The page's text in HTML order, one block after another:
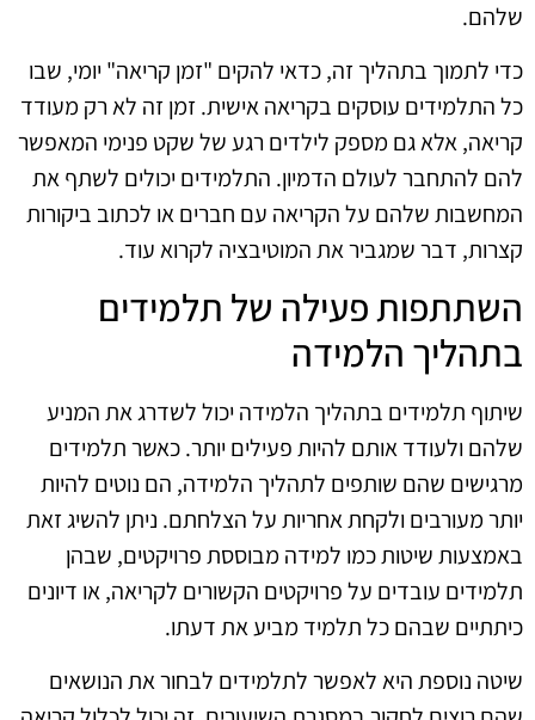
שלהם.
כדי לתמוך בתהליך זה, כדאי להקים "זמן קריאה" יומי, שבו
כל התלמידים עוסקים בקריאה אישית. זמן זה לא רק מעודד
קריאה, אלא גם מספק לילדים רגע של שקט פנימי המאפשר
להם להתחבר לעולם הדמיון. התלמידים יכולים לשתף את
המחשבות שלהם על הקריאה עם חברים או לכתוב ביקורות
קצרות, דבר שמגביר את המוטיבציה לקרוא עוד.
השתתפות פעילה של תלמידים
בתהליך הלמידה
שיתוף תלמידים בתהליך הלמידה יכול לשדרג את המניע
שלהם ולעודד אותם להיות פעילים יותר. כאשר תלמידים
מרגישים שהם שותפים לתהליך הלמידה, הם נוטים להיות
יותר מעורבים ולקחת אחריות על הצלחתם. ניתן להשיג זאת
באמצעות שיטות כמו למידה מבוססת פרויקטים, שבהן
תלמידים עובדים על פרויקטים הקשורים לקריאה, או דיונים
כיתתיים שבהם כל תלמיד מביע את דעתו.
שיטה נוספת היא לאפשר לתלמידים לבחור את הנושאים